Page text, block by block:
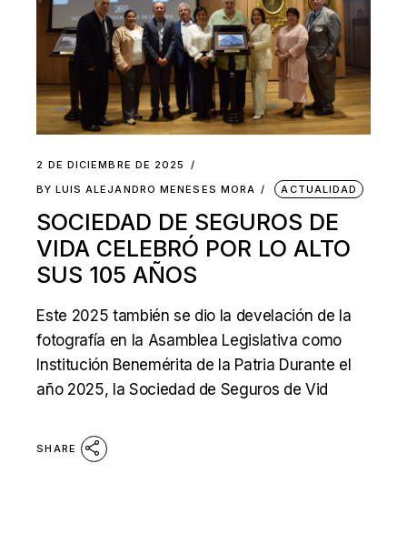
2 DE DICIEMBRE DE 2025
BY LUIS ALEJANDRO MENESES MORA ACTUALIDAD
SOCIEDAD DE SEGUROS DE
VIDA CELEBRÓ POR LO ALTO
SUS 105 AÑOS
Este 2025 también se dio la develación de la
fotografía en la Asamblea Legislativa como
Institución Benemérita de la Patria Durante el
año 2025, la Sociedad de Seguros de Vid
SHARE